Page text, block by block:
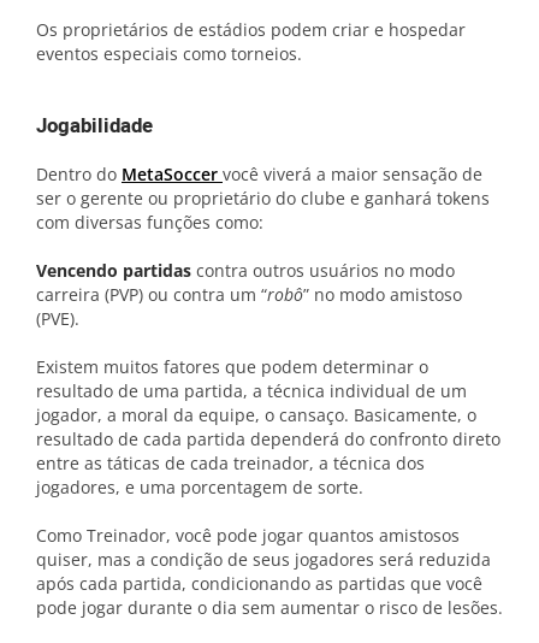
Os proprietários de estádios podem criar e hospedar
eventos especiais como torneios.
Jogabilidade
Dentro do MetaSoccer você viverá a maior sensação de
ser o gerente ou proprietário do clube e ganhará tokens
com diversas funções como:
Vencendo partidas contra outros usuários no modo
carreira (PVP) ou contra um “robô” no modo amistoso
(PVE).
Existem muitos fatores que podem determinar o
resultado de uma partida, a técnica individual de um
jogador, a moral da equipe, o cansaço. Basicamente, o
resultado de cada partida dependerá do confronto direto
entre as táticas de cada treinador, a técnica dos
jogadores, e uma porcentagem de sorte.
Como Treinador, você pode jogar quantos amistosos
quiser, mas a condição de seus jogadores será reduzida
após cada partida, condicionando as partidas que você
pode jogar durante o dia sem aumentar o risco de lesões.